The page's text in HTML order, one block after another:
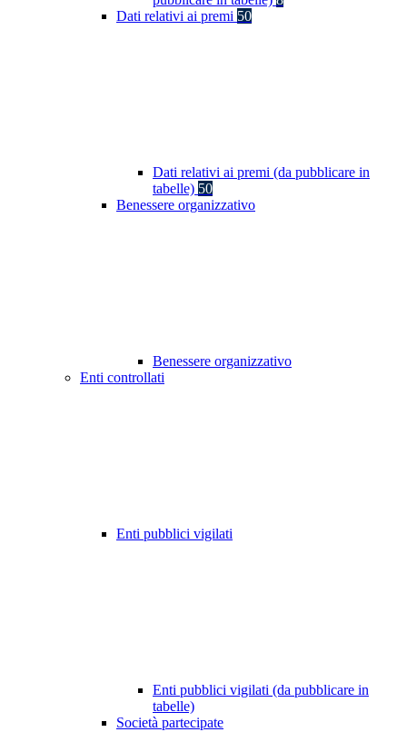
Dati relativi ai premi 50
Dati relativi ai premi (da pubblicare in
tabelle) 50
Benessere organizzativo
Benessere organizzativo
Enti controllati
Enti pubblici vigilati
Enti pubblici vigilati (da pubblicare in
tabelle)
Società partecipate